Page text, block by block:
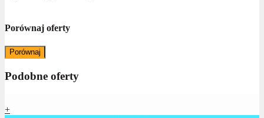
Porównaj oferty
Porównaj
Podobne oferty
+